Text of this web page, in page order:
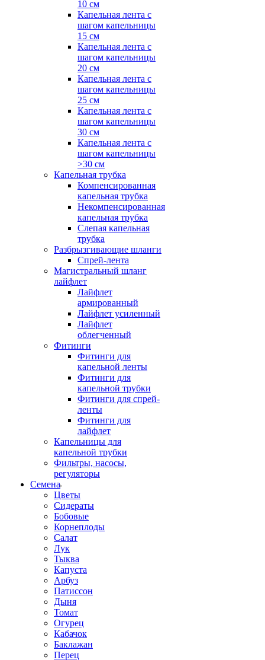
10 см
Капельная лента с
шагом капельницы
15 см
Капельная лента с
шагом капельницы
20 см
Капельная лента с
шагом капельницы
25 см
Капельная лента с
шагом капельницы
30 см
Капельная лента с
шагом капельницы
>30 см
Капельная трубка
Компенсированная
капельная трубка
Некомпенсированная
капельная трубка
Слепая капельная
трубка
Разбрызгивающие шланги
Спрей-лента
Магистральный шланг
лайфлет
Лайфлет
армированный
Лайфлет усиленный
Лайфлет
облегченный
Фитинги
Фитинги для
капельной ленты
Фитинги для
капельной трубки
Фитинги для спрей-
ленты
Фитинги для
лайфлет
Капельницы для
капельной трубки
Фильтры, насосы,
регуляторы
Семена
Цветы
Сидераты
Бобовые
Корнеплоды
Салат
Лук
Тыква
Капуста
Арбуз
Патиссон
Дыня
Томат
Огурец
Кабачок
Баклажан
Перец